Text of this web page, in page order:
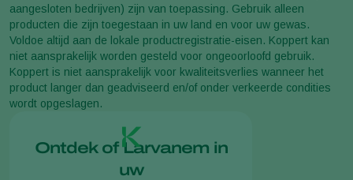
aangesloten bedrijven) zijn van toepassing. Gebruik alleen
producten die zijn toegestaan in uw land en voor uw gewas.
Voldoe altijd aan de lokale productregistratie-eisen. Koppert kan
niet aansprakelijk worden gesteld voor ongeoorloofd gebruik.
Koppert is niet aansprakelijk voor kwaliteitsverlies wanneer het
product langer dan geadviseerd en/of onder verkeerde condities
wordt opgeslagen.
Ontdek of Larvanem in
uw